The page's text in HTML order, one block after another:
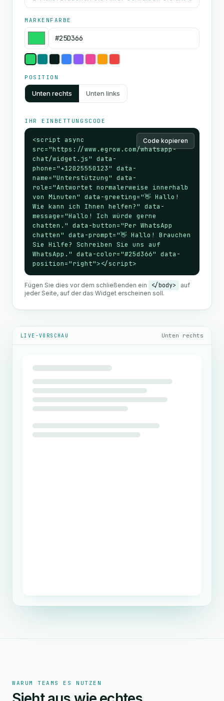
MARKENFARBE
POSITION
Unten rechts Unten links
IHR EINBETTUNGSCODE
<script async
src="https://www.egrow.com/whatsapp-
chat/widget.js" data-
phone="+12025550123" data-
name="Unterstützung" data-
role="Antwortet normalerweise innerhalb
von Minuten" data-greeting="👋 Hallo!
Wie kann ich Ihnen helfen?" data-
message="Hallo! Ich würde gerne
chatten." data-button="Per WhatsApp
chatten" data-prompt="👋 Hallo! Brauchen
Sie Hilfe? Schreiben Sie uns auf
WhatsApp." data-color="#25d366" data-
position="right"></script>
Code kopieren
Fügen Sie dies vor dem schließenden ein </body>
auf
jeder Seite, auf der das Widget erscheinen soll.
LIVE-VORSCHAU Unten rechts
WARUM TEAMS ES NUTZEN